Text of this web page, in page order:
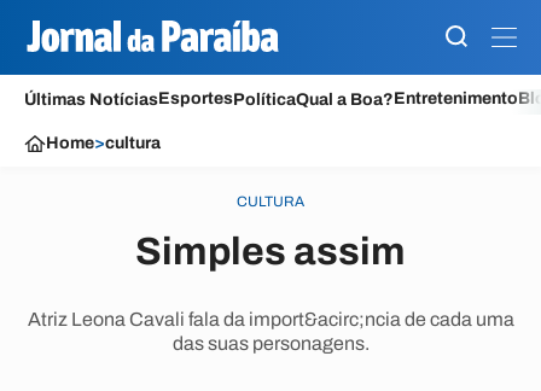
Últimas NotíciasEsportesPolíticaQual a Boa?Entretenimento
Home>cultura
CULTURA
Simples assim
Atriz Leona Cavali fala da import&acirc;ncia de cada uma
das suas personagens.